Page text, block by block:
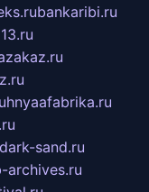
bankaribi.ru
dark-sand.ru
archives.ru